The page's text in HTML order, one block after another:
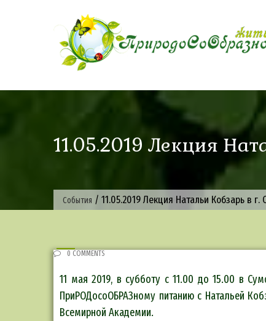
11.05.2019 Лекция
События / 11.05.2019 Лекция Натальи Кобзарь в г.
0 COMMENTS
11 мая 2019, в субботу с 11.00 до 15.00 в
ПриРОДосоОБРАЗному питанию с Натальей
Всемирной Академии.